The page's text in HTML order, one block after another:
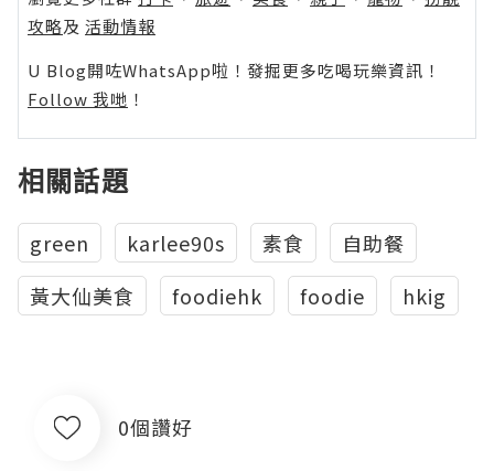
攻略及 活動情報
U Blog開咗WhatsApp啦！發掘更多吃喝玩樂資訊！
Follow 我哋 ！
相關話題
green karlee90s 素食
自助餐
黃大仙美食
foodiehk foodie hkig
0個讚好